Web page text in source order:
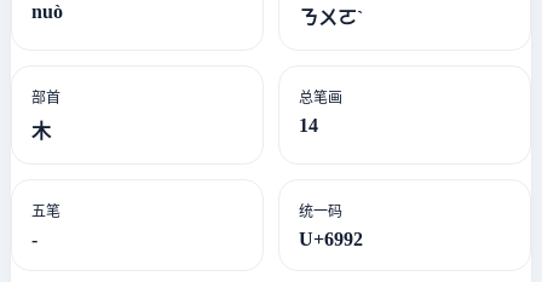
nuò ㄋㄨㄛˋ
部首
木
总笔画
14
五笔
-
统一码
U+6992